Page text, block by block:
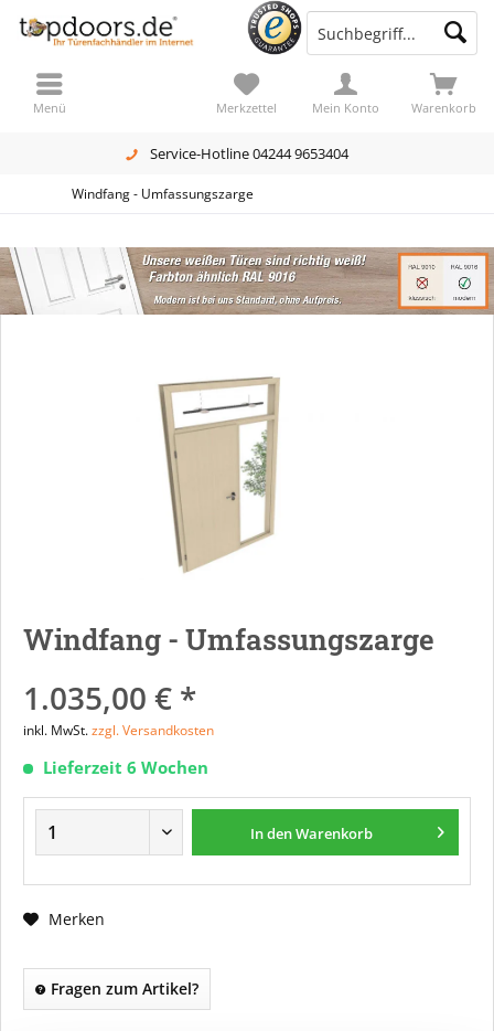
Service-Hotline 04244 9653404
Warenkorb
Merkzettel Mein Konto
Menü
Windfang - Umfassungszarge
Windfang - Umfassungszarge
1.035,00 € *
inkl. MwSt.zzgl. Versandkosten
Lieferzeit 6 Wochen
In denWarenkorb
Merken
Fragen zum Artikel?